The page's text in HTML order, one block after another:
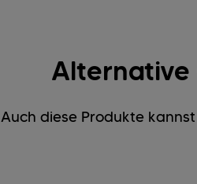
Alternative
Auch diese Produkte